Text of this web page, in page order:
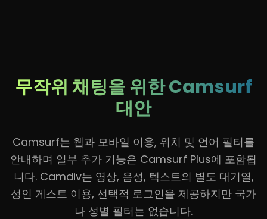
무작위 채팅을 위한 Camsurf
대안
Camsurf는 웹과 모바일 이용, 위치 및 언어 필터를
안내하며 일부 추가 기능은 Camsurf Plus에 포함됩
니다. Camdiv는 영상, 음성, 텍스트의 별도 대기열,
성인 게스트 이용, 선택적 로그인을 제공하지만 국가
나 성별 필터는 없습니다.